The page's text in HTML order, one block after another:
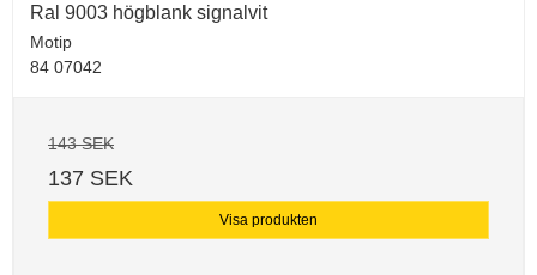
Ral 9003 högblank signalvit
Motip
84 07042
143 SEK
137 SEK
Visa produkten